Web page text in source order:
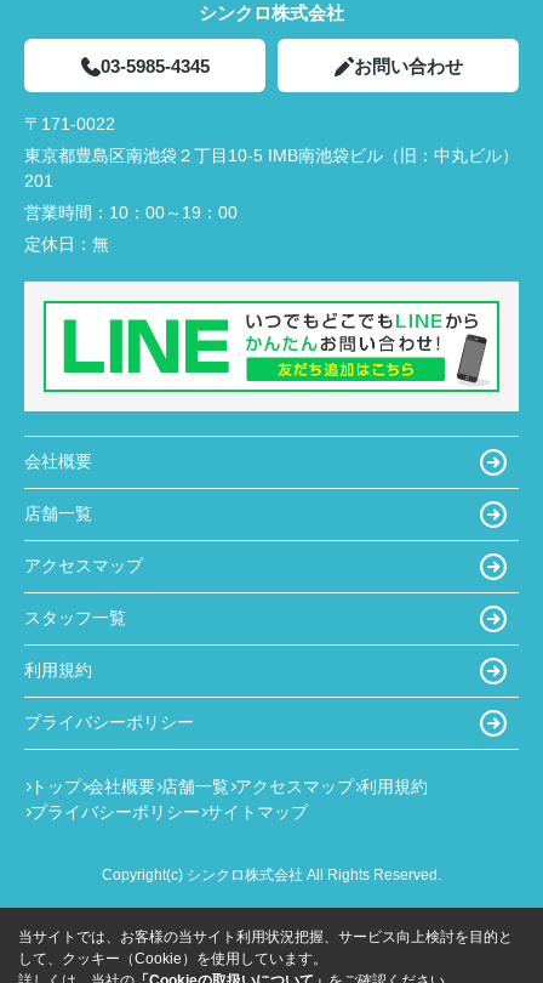
シンクロ株式会社
03-5985-4345 お問い合わせ
〒171-0022
東京都豊島区南池袋２丁目10-5 IMB南池袋ビル（旧：中丸ビル）
201
営業時間： 10：00～19：00
定休日： 無
会社概要
店舗一覧
アクセスマップ
スタッフ一覧
利用規約
プライバシーポリシー
トップ 会社概要 店舗一覧 アクセスマップ 利用規約
プライバシーポリシー サイトマップ
Copyright(c) シンクロ株式会社 All Rights Reserved.
当サイトでは、お客様の当サイト利用状況把握、サービス向上検討を目的と
して、クッキー（Cookie）を使用しています。